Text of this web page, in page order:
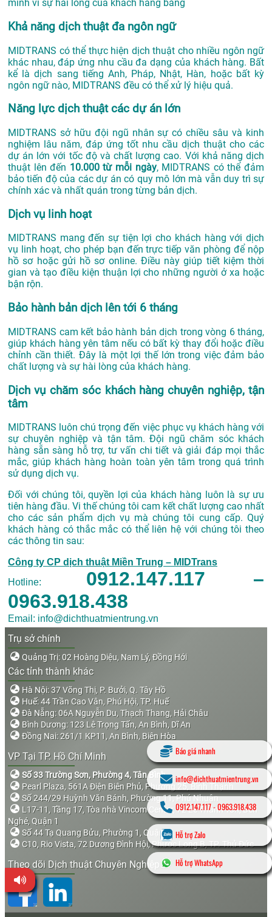
mình vì sự hài lòng của khách hàng bằng
Khả năng dịch thuật đa ngôn ngữ
MIDTRANS có thể thực hiện dịch thuật cho nhiều ngôn ngữ
khác nhau, đáp ứng nhu cầu đa dạng của khách hàng. Bất
kể là dịch sang tiếng Anh, Pháp, Nhật, Hàn, hoặc bất kỳ
ngôn ngữ nào, MIDTRANS đều có thể xử lý hiệu quả.
Năng lực dịch thuật các dự án lớn
MIDTRANS sở hữu đội ngũ nhân sự có chiều sâu và kinh
nghiệm lâu năm, đáp ứng tốt nhu cầu dịch thuật cho các
dự án lớn với tốc độ và chất lượng cao. Với khả năng dịch
thuật lên đến 10.000 từ mỗi ngày, MIDTRANS có thể đảm
bảo tiến độ của các dự án có quy mô lớn mà vẫn duy trì sự
chính xác và nhất quán trong từng bản dịch.
Dịch vụ linh hoạt
MIDTRANS mang đến sự tiện lợi cho khách hàng với dịch
vụ linh hoạt, cho phép bạn đến trực tiếp văn phòng để nộp
hồ sơ hoặc gửi hồ sơ online. Điều này giúp tiết kiệm thời
gian và tạo điều kiện thuận lợi cho những người ở xa hoặc
bận rộn.
Bảo hành bản dịch lên tới 6 tháng
MIDTRANS cam kết bảo hành bản dịch trong vòng 6 tháng,
giúp khách hàng yên tâm nếu có bất kỳ thay đổi hoặc điều
chỉnh cần thiết. Đây là một lợi thế lớn trong việc đảm bảo
chất lượng và sự hài lòng của khách hàng.
Dịch vụ chăm sóc khách hàng chuyên nghiệp, tận
tâm
MIDTRANS luôn chú trọng đến việc phục vụ khách hàng với
sự chuyên nghiệp và tận tâm. Đội ngũ chăm sóc khách
hàng sẵn sàng hỗ trợ, tư vấn chi tiết và giải đáp mọi thắc
mắc, giúp khách hàng hoàn toàn yên tâm trong quá trình
sử dụng dịch vụ.
Đối với chúng tôi, quyền lợi của khách hàng luôn là sự ưu
tiên hàng đầu. Vi thế chúng tôi cam kết chất lượng cao nhất
cho các sản phẩm dịch vụ mà chúng tôi cung cấp. Quý
khách hàng có thắc mắc có thể liên hệ với chúng tôi theo
các thông tin sau:
Công ty CP dịch thuật Miền Trung – MIDTrans
Hotline: 0912.147.117 –
0963.918.438
Email: info@dichthuatmientrung.vn
Trụ sở chính
Quảng Trị: 02 Hoàng Diệu, Nam Lý, Đồng Hới
Các tỉnh thành khác
Hà Nội: 37 Võng Thị, P. Bưởi, Q. Tây Hồ
Huế: 44 Trần Cao Vân, Phú Hội, TP. Huế
Đà Nẵng: 06A Nguyễn Du, Thạch Thang, Hải Châu
Bình Dương: 123 Lê Trọng Tấn, An Bình, Dĩ An
Đồng Nai: 261/1 KP11, An Bình, Biên Hòa
VP Tại TP. Hồ Chí Minh
Số 33 Trường Sơn, Phường 4, Tân Bình
Pearl Plaza, 561A Điện Biên Phủ, Phường 25, Bình Thạnh
Số 244/29 Huỳnh Văn Bánh, Phường 11, Phú Nhuận
L17-11, Tầng 17, Tòa nhà Vincom Center, 72 Lê Thánh Tôn, Bến
Nghé, Quận 1
Số 44 Tạ Quang Bửu, Phường 1, Quận 8
C10, Rio Vista, 72 Dương Đình Hội, Phước Long B, TP. Thủ Đức
Theo dõi Dịch thuật Chuyên Nghiệp
Báo giá nhanh
info@dichthuatmientrung.vn
0912.147.117-0963.918.438
Hỗ trợ Zalo
Hỗ trợ WhatsApp